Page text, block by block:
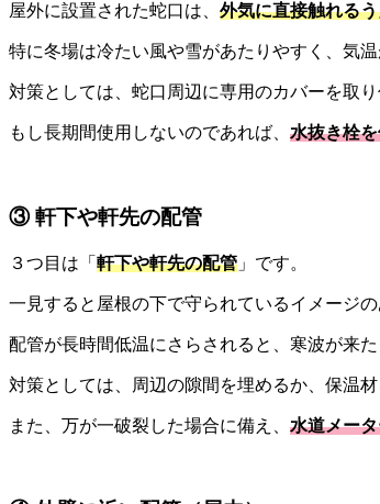
屋外に設置された蛇口は、 外気に直接触れる
特に冬場は冷たい風や雪があたりやすく、気
対策としては、蛇口周辺に専用のカバーを取
もし長期間使用しないのであれば、 水抜き栓
③ 軒下や軒先の配管
３つ目は「 軒下や軒先の配管 」です。
一見すると屋根の下で守られているイメージの
配管が長時間低温にさらされると、寒波が来
対策としては、周辺の隙間を埋めるか、保温
また、万が一破裂した場合に備え、 水道メー